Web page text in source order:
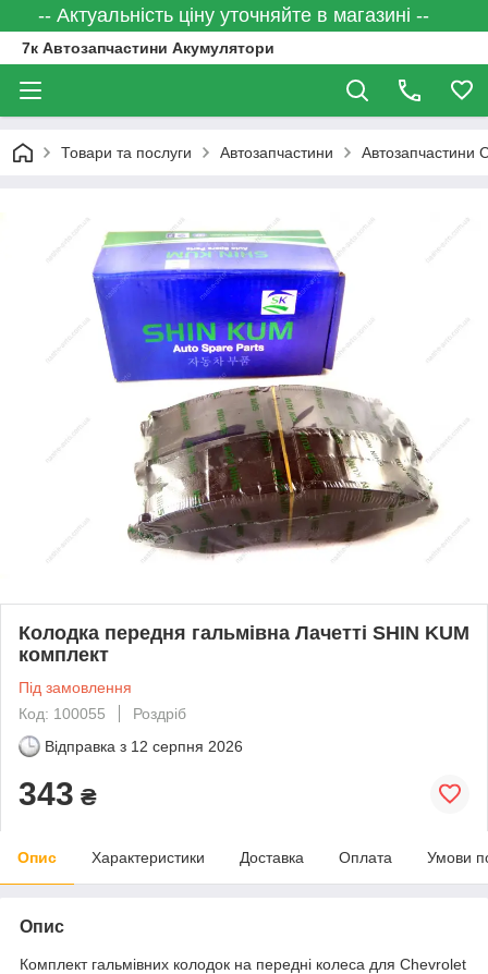
-- Актуальність ціну уточняйте в магазині --
7к Автозапчастини Акумулятори
Товари та послуги Автозапчастини Автозапчастини
Колодка передня гальмівна Лачетті SHIN KUM
комплект
Під замовлення
Код: 100055
Роздріб
Відправка з 12 серпня 2026
343 ₴
Опис Характеристики Доставка Оплата Умови
Опис
Комплект гальмівних колодок на передні колеса для Chevrolet